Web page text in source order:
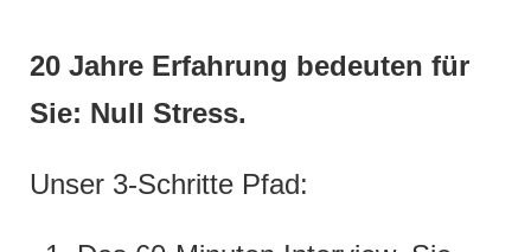
20 Jahre Erfahrung bedeuten für
Sie: Null Stress.
Unser 3-Schritte Pfad: